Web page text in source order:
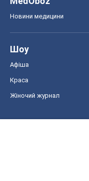
Новини медицини
Шоу
Афіша
Краса
Жіночий журнал